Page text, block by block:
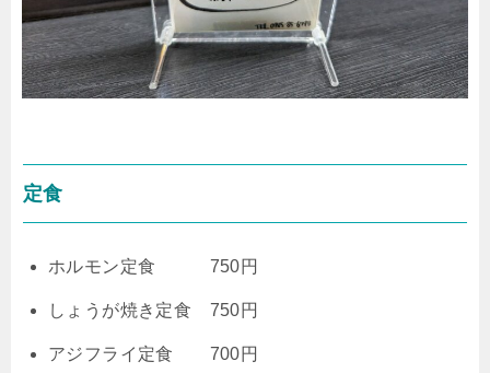
定食
ホルモン定食 750円
しょうが焼き定食 750円
アジフライ定食 700円